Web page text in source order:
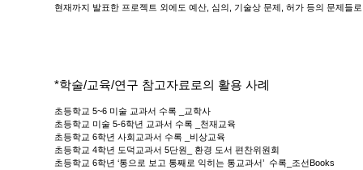
현재까지 발표한 프로젝트 외에도 예산, 심의, 기술상 문제, 허가 등의 문제들
*학술/교육/연구 참고자료로의 활용 사례
초등학교 5~6 미술 교과서 수록 _교학사
초등학교 미술 5-6학년 교과서 수록 _천재교육
초등학교 6학년 사회교과서 수록 _비상교육
초등학교 4학년 도덕교과서 5단원_ 환경 도서 편찬위원회
초등학교 6학년 ‘통으로 보고 통째로 익히는 통교과서’ 수록_조선Books